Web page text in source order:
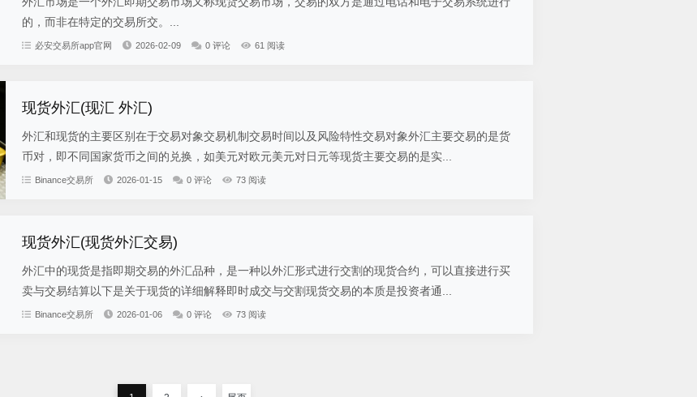
的，而非在特定的交易所交。...
必安交易所app官网 2026-02-09 0 评论 61 阅读
现货外汇(现汇 外汇)
外汇和现货的主要区别在于交易对象交易机制交易时间以及风险特性交易对象外汇主要交易的是货
币对，即不同国家货币之间的兑换，如美元对欧元美元对日元等现货主要交易的是实...
Binance交易所 2026-01-15 0 评论 73 阅读
现货外汇(现货外汇交易)
外汇中的现货是指即期交易的外汇品种，是一种以外汇形式进行交割的现货合约，可以直接进行买
卖与交易结算以下是关于现货的详细解释即时成交与交割现货交易的本质是投资者通...
Binance交易所 2026-01-06 0 评论 73 阅读